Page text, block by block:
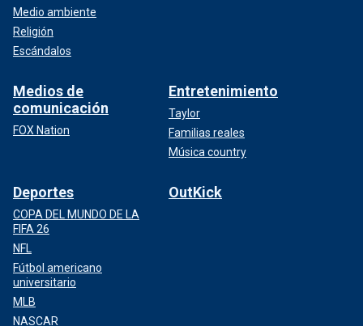
Medio ambiente
Religión
Escándalos
Medios de
comunicación
FOX Nation
Entretenimiento
Taylor
Familias reales
Música country
Deportes
COPA DEL MUNDO DE LA
FIFA 26
NFL
Fútbol americano
universitario
MLB
NASCAR
OutKick